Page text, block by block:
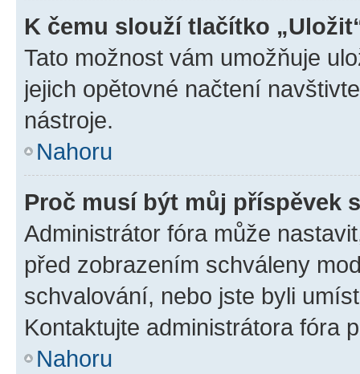
K čemu slouží tlačítko
Tato možnost vám umožňuje
jejich opětovné načtení
nástroje.
Nahoru
Proč musí být můj příspěvek
Administrátor fóra může
před zobrazením schváleny
schvalování, nebo jste byli
Kontaktujte administrátora fóra
Nahoru